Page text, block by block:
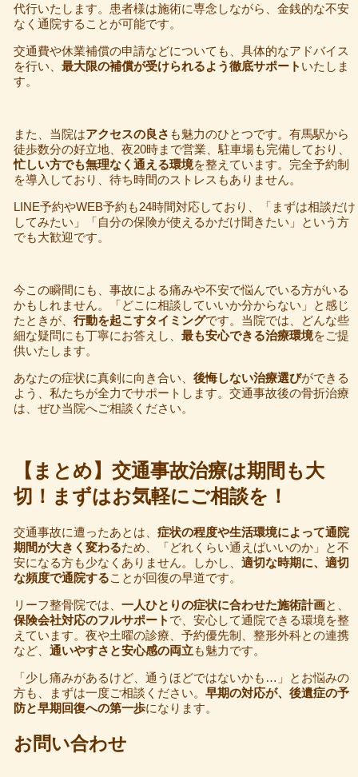
代行いたします。患者様は施術に専念しながら、金銭的な不安
なく通院することが可能です。
交通費や休業補償の申請などについても、具体的なアドバイス
を行い、 最大限の補償が受けられるよう徹底サポート いたしま
す。
また、当院はアクセスの良さ も魅力のひとつです。有馬駅から
徒歩数分の好立地、夜20時まで営業、駐車場も完備しており、
忙しい方でも無理なく通える環境を整えています。完全予約制
を導入しており、待ち時間のストレスもありません。
LINE予約やWEB予約も24時間対応しており、「まずは相談だけ
してみたい」「自分の保険が使えるかだけ聞きたい」という方
でも大歓迎です。
今この瞬間にも、事故による痛みや不安で悩んでいる方がいる
かもしれません。「どこに相談していいか分からない」と感じ
たときが、 行動を起こすタイミングです。当院では、どんな些
細な疑問にも丁寧にお答えし、 最も安心できる治療環境をご提
供いたします。
あなたの症状に真剣に向き合い、 後悔しない治療選びができる
よう、私たちが全力でサポートします。交通事故後の骨折治療
は、ぜひ当院へご相談ください。
【まとめ】交通事故治療は期間も大
切！まずはお気軽にご相談を！
交通事故に遭ったあとは、 症状の程度や生活環境によって通院
期間が大きく変わるため、「どれくらい通えばいいのか」と不
安になる方も少なくありません。しかし、 適切な時期に、適切
な頻度で通院することが回復の早道です。
リーフ整骨院では、 一人ひとりの症状に合わせた施術計画と、
保険会社対応のフルサポート で、安心して通院できる環境を整
えています。夜や土曜の診療、予約優先制、整形外科との連携
など、 通いやすさと安心感の両立も魅力です。
「少し痛みがあるけど、通うほどではないかも…」とお悩みの
方も、まずは一度ご相談ください。 早期の対応が、後遺症の予
防と早期回復への第一歩になります。
お問い合わせ